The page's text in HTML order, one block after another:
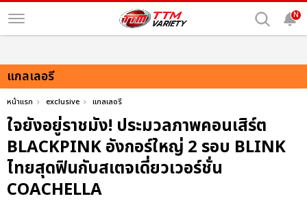
N
แกลเลอรี
หน้าแรก exclusive แกลเลอรี
ใจยังอยู่ราชมัง! ประมวลภาพคอนเสิร์ต
BLACKPINK อังกอร์ใหญ่ 2 รอบ BLINK
ไทยสุดฟินกับสเตจเดี่ยวเวอร์ชั่น
COACHELLA